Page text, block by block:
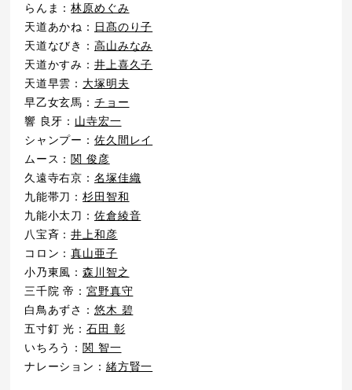
らんま：林原めぐみ
天道あかね： 日髙のり子
天道なびき： 高山みなみ
天道かすみ： 井上喜久子
天道早雲： 大塚明夫
早乙女玄馬： チョー
響 良牙： 山寺宏一
シャンプー： 佐久間レイ
ムース： 関 俊彦
久遠寺右京： 名塚佳織
九能帯刀：杉田智和
九能小太刀： 佐倉綾音
八宝斉：井上和彦
コロン：真山亜子
小乃東風：森川智之
三千院 帝： 宮野真守
白鳥あずさ： 悠木 碧
五寸釘 光： 石田 彰
いちろう： 関 智一
ナレーション： 緒方賢一